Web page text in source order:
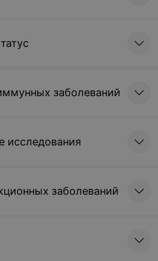
заболеваний
исследования
заболеваний